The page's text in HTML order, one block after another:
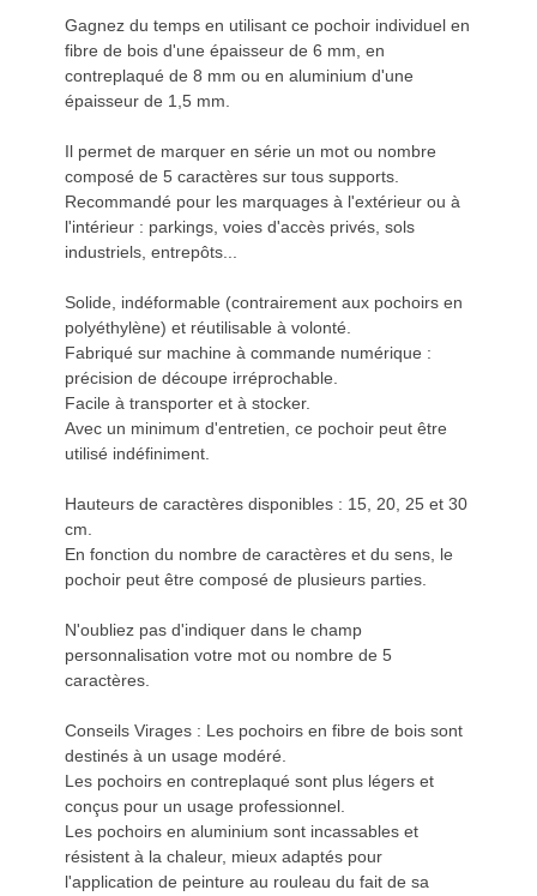
Gagnez du temps en utilisant ce pochoir individuel en
fibre de bois d'une épaisseur de 6 mm, en
contreplaqué de 8 mm ou en aluminium d'une
épaisseur de 1,5 mm.
Il permet de marquer en série un mot ou nombre
composé de 5 caractères sur tous supports.
Recommandé pour les marquages à l'extérieur ou à
l'intérieur : parkings, voies d'accès privés, sols
industriels, entrepôts...
Solide, indéformable (contrairement aux pochoirs en
polyéthylène) et réutilisable à volonté.
Fabriqué sur machine à commande numérique :
précision de découpe irréprochable.
Facile à transporter et à stocker.
Avec un minimum d'entretien, ce pochoir peut être
utilisé indéfiniment.
Hauteurs de caractères disponibles : 15, 20, 25 et 30
cm.
En fonction du nombre de caractères et du sens, le
pochoir peut être composé de plusieurs parties.
N'oubliez pas d'indiquer dans le champ
personnalisation votre mot ou nombre de 5
caractères.
Conseils Virages : Les pochoirs en fibre de bois sont
destinés à un usage modéré.
Les pochoirs en contreplaqué sont plus légers et
conçus pour un usage professionnel.
Les pochoirs en aluminium sont incassables et
résistent à la chaleur, mieux adaptés pour
l'application de peinture au rouleau du fait de sa